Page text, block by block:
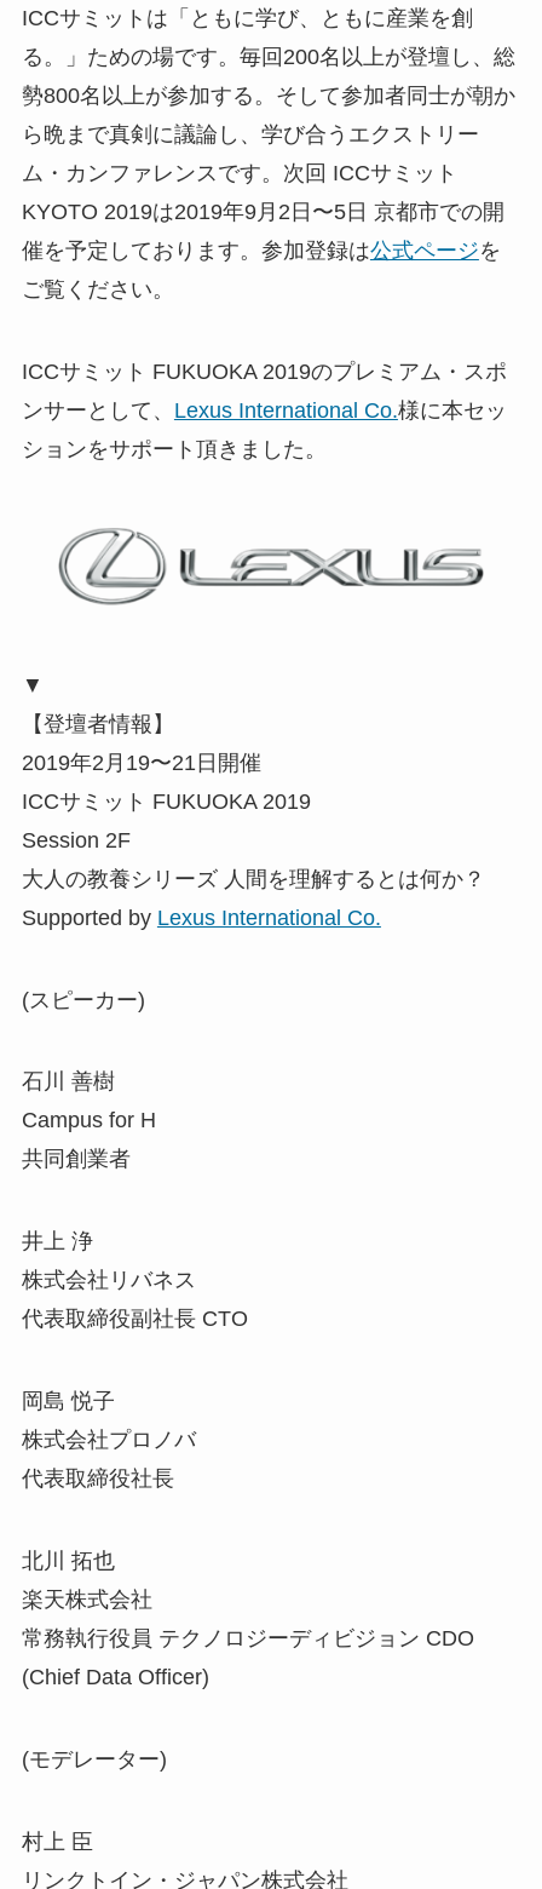
ICCサミットは「ともに学び、ともに産業を創
る。」ための場です。毎回200名以上が登壇し、総
勢800名以上が参加する。そして参加者同士が朝か
ら晩まで真剣に議論し、学び合うエクストリー
ム・カンファレンスです。次回 ICCサミット
KYOTO 2019は2019年9月2日〜5日 京都市での開
催を予定しております。参加登録は公式ページを
ご覧ください。
ICCサミット FUKUOKA 2019のプレミアム・スポ
ンサーとして、 Lexus International Co.様に本セッ
ションをサポート頂きました。
▼
【登壇者情報】
2019年2月19〜21日開催
ICCサミット FUKUOKA 2019
Session 2F
大人の教養シリーズ 人間を理解するとは何か？
Supported by Lexus International Co.
(スピーカー)
石川 善樹
Campus for H
共同創業者
井上 浄
株式会社リバネス
代表取締役副社長 CTO
岡島 悦子
株式会社プロノバ
代表取締役社長
北川 拓也
楽天株式会社
常務執行役員 テクノロジーディビジョン CDO
(Chief Data Officer)
(モデレーター)
村上 臣
リンクトイン・ジャパン株式会社